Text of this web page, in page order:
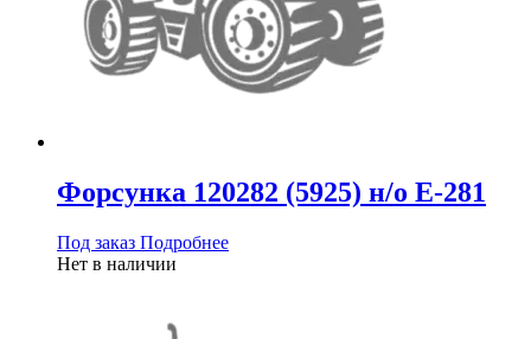
Форсунка 120282 (5925) н/о Е-281
Под заказ Подробнее
Нет в наличии